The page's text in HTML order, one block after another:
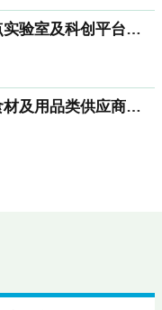
丽水学院2026年省重点实验室及科创平台仪器设备更新项目（一期）-中小型电机性能与故障测试系统和电子与电气专业实验教学平台的公开招标公告
2026年丽水学院食堂食材及用品类供应商采购项目（二）公开招标公告